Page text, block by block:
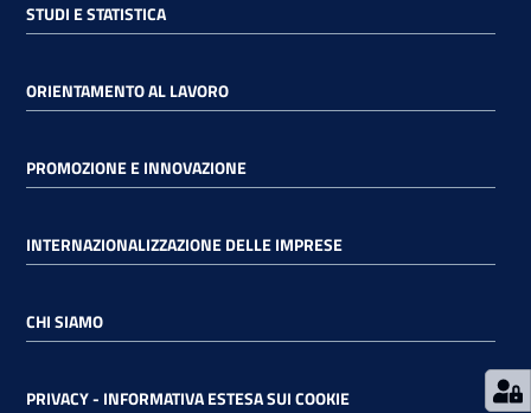
Seguici
su
STUDI E STATISTICA
ORIENTAMENTO AL LAVORO
PROMOZIONE E INNOVAZIONE
INTERNAZIONALIZZAZIONE DELLE IMPRESE
CHI SIAMO
PRIVACY - INFORMATIVA ESTESA SUI COOKIE